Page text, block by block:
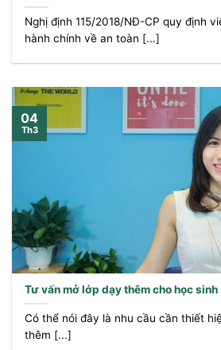
Nghị định 115/2018/NĐ-CP quy định
hành chính về an toàn [...]
Tư vấn mở lớp dạy thêm cho học sinh
Có thể nói đây là nhu cầu cần thiết
thêm [...]
04
Th3